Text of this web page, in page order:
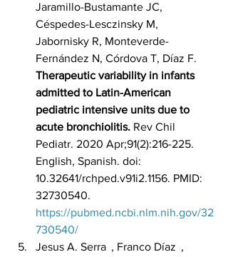
Jaramillo-Bustamante JC,
Céspedes-Lesczinsky M,
Jabornisky R, Monteverde-
Fernández N, Córdova T, Díaz F.
Therapeutic variability in infants
admitted to Latin-American
pediatric intensive units due to
acute bronchiolitis. Rev Chil
Pediatr. 2020 Apr;91(2):216-225.
English, Spanish. doi:
10.32641/rchped.v91i2.1156. PMID:
32730540.
https://pubmed.ncbi.nlm.nih.gov/32
730540/
Jesus A. Serra  , Franco Díaz  ,